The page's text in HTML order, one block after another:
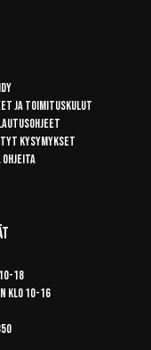
ja toimituskulut
kysymykset
ohjeita
18
klo 10-16